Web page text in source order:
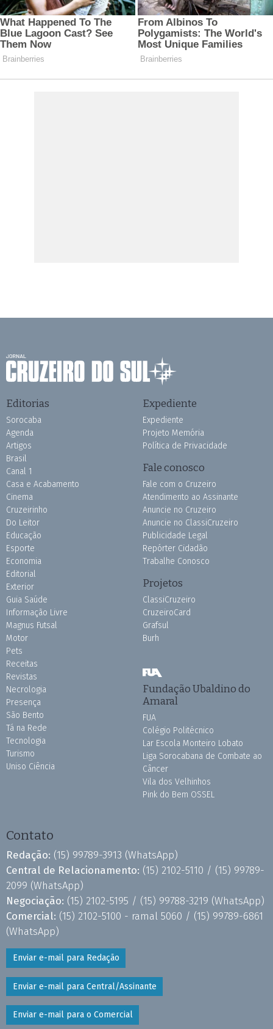
Editorias
Sorocaba
Agenda
Artigos
Brasil
Canal 1
Casa e Acabamento
Cinema
Cruzeirinho
Do Leitor
Educação
Esporte
Economia
Editorial
Exterior
Guia Saúde
Informação Livre
Magnus Futsal
Motor
Pets
Receitas
Revistas
Necrologia
Presença
São Bento
Tá na Rede
Tecnologia
Turismo
Uniso Ciência
Expediente
Expediente
Projeto Memória
Política de Privacidade
Fale conosco
Fale com o Cruzeiro
Atendimento ao Assinante
Anuncie no Cruzeiro
Anuncie no ClassiCruzeiro
Publicidade Legal
Repórter Cidadão
Trabalhe Conosco
Projetos
ClassiCruzeiro
CruzeiroCard
Grafsul
Burh
Fundação Ubaldino do
Amaral
FUA
Colégio Politécnico
Lar Escola Monteiro Lobato
Liga Sorocabana de Combate ao
Câncer
Vila dos Velhinhos
Pink do Bem OSSEL
Contato
Redação: (15) 99789-3913 (WhatsApp)
Central de Relacionamento: (15) 2102-5110 / (15) 99789-
2099 (WhatsApp)
Negociação: (15) 2102-5195 / (15) 99788-3219 (WhatsApp)
Comercial: (15) 2102-5100 - ramal 5060 / (15) 99789-6861
(WhatsApp)
Enviar e-mail para Redação
Enviar e-mail para Central/Assinante
Enviar e-mail para o Comercial